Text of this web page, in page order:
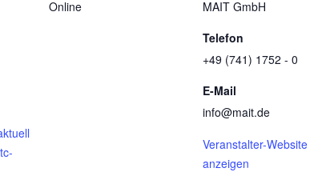
Online
MAIT GmbH
Telefon
+49 (741) 1752 - 0
E-Mail
info@mait.de
Veranstalter-Website
anzeigen